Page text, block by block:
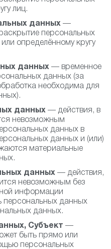
лиц.
данных —
персональных
определённому кругу
данных — временное
данных (за
необходима для
данных — действия, в
невозможным
данных в
данных и (или)
материальные
данных — действия,
невозможным без
информации
персональных данных
данных.
Субъект —
быть прямо или
персональных